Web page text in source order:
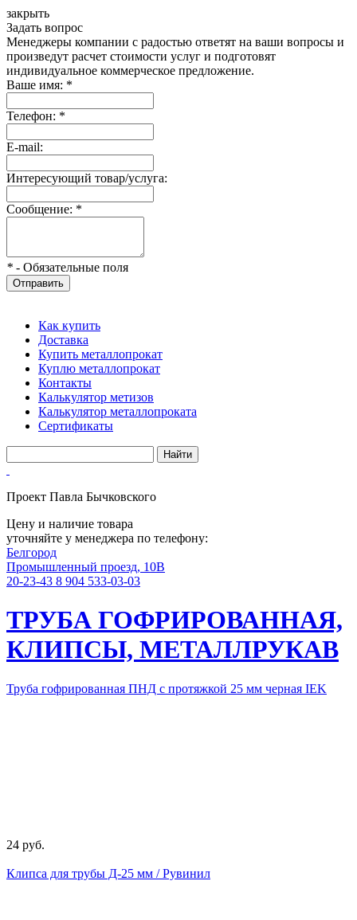
закрыть
Задать вопрос
Менеджеры компании с радостью ответят на ваши вопросы и
произведут расчет стоимости услуг и подготовят
индивидуальное коммерческое предложение.
Ваше имя: *
Телефон: *
E-mail:
Интересующий товар/услуга:
Сообщение: *
* - Обязательные поля
Отправить
Как купить
Доставка
Купить металлопрокат
Куплю металлопрокат
Контакты
Калькулятор метизов
Калькулятор металлопроката
Сертификаты
Проект Павла Бычковского
Цену и наличие товара
уточняйте у менеджера по телефону:
Белгород
Промышленный проезд, 10В
20-23-43 8 904 533-03-03
ТРУБА ГОФРИРОВАННАЯ,
КЛИПСЫ, МЕТАЛЛРУКАВ
Труба гофрированная ПНД с протяжкой 25 мм черная IEK
24 руб.
Клипса для трубы Д-25 мм / Рувинил